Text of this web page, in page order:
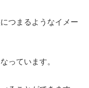
つまるようなイメー
っています。